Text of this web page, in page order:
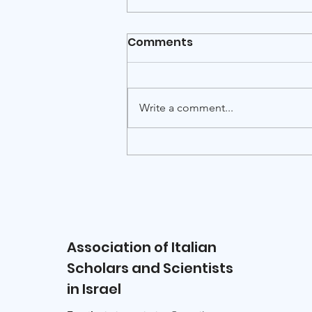
Italy-Israel scientific
International Italy-Israel scientific
webinar Quantum Technologies
Computers Thursday, July 16,
Comments
Write a comment...
Association of Italian
Scholars and Scientists
in Israel